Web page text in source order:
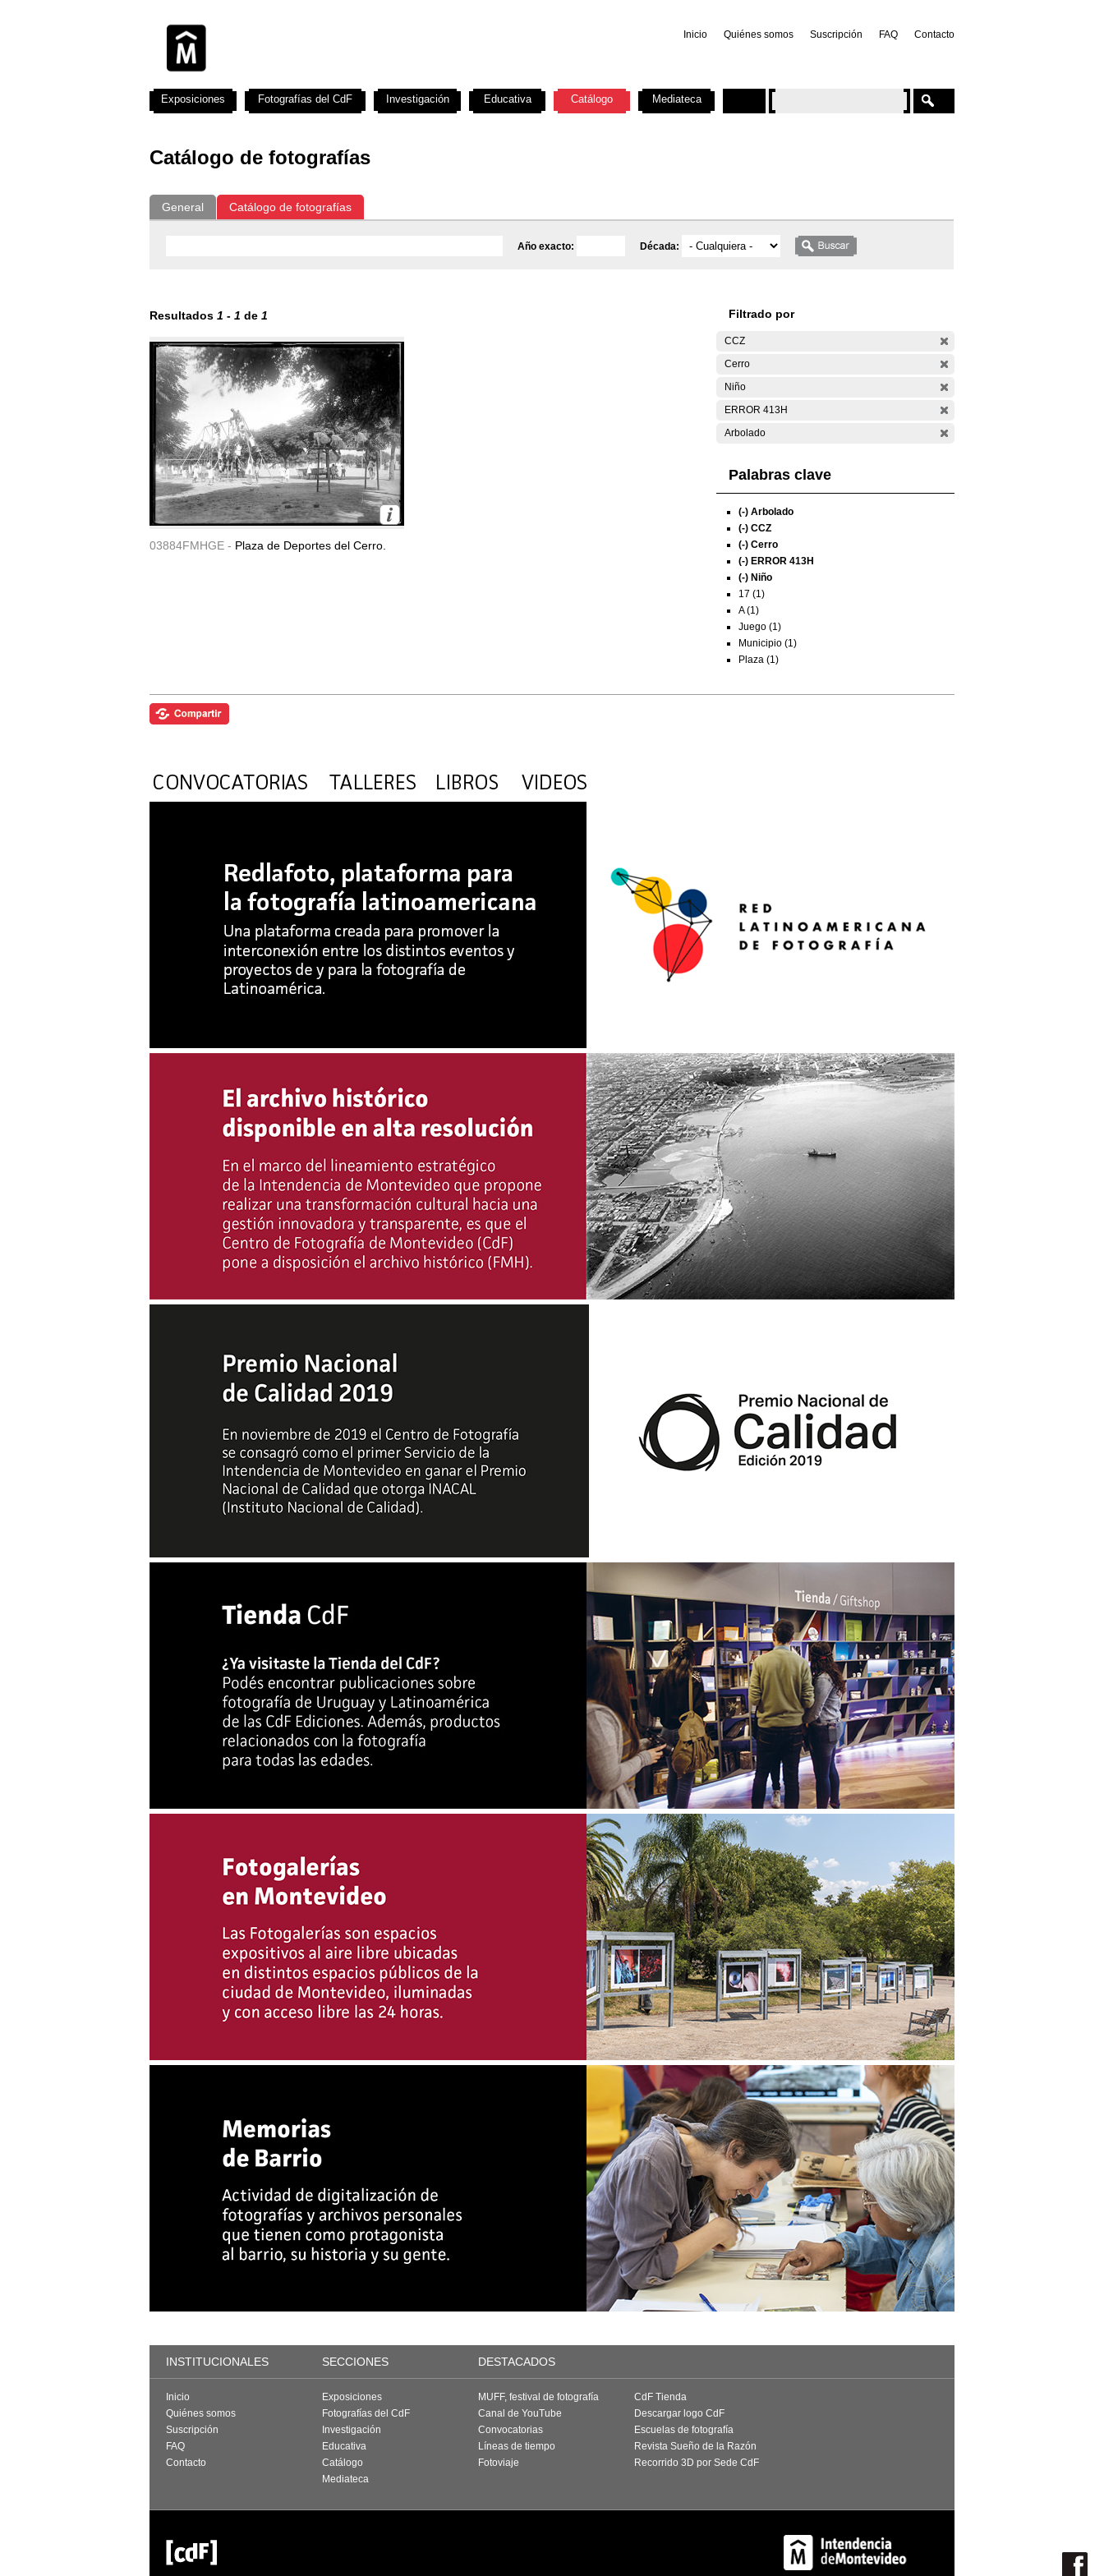
Inicio Quiénes somos Suscripción FAQ Contacto
Catálogo de fotografías
General Catálogo de fotografías
Año exacto: Década:
Resultados 1 - 1 de 1
03884FMHGE - Plaza de Deportes del Cerro.
Filtrado por
CCZ
Cerro
Niño
ERROR 413H
Arbolado
Palabras clave
(-) Arbolado
(-) CCZ
(-) Cerro
(-) ERROR 413H
(-) Niño
17 (1)
A (1)
Juego (1)
Municipio (1)
Plaza (1)
Exposiciones Fotografías del CdF Investigación Educativa Catálogo Mediateca
INSTITUCIONALES SECCIONES DESTACADOS
Inicio
Quiénes somos
Suscripción
FAQ
Contacto
Exposiciones
Fotografías del CdF
Investigación
Educativa
Catálogo
Mediateca
MUFF, festival de fotografía
Canal de YouTube
Convocatorias
Líneas de tiempo
Fotoviaje
CdF Tienda
Descargar logo CdF
Escuelas de fotografía
Revista Sueño de la Razón
Recorrido 3D por Sede CdF